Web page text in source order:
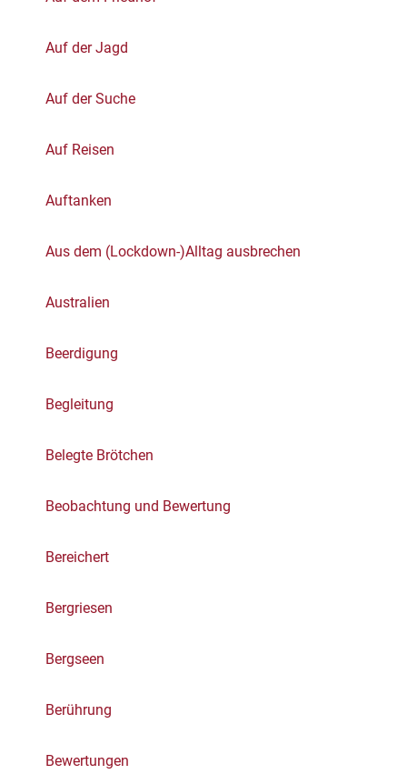
Auf der Jagd
Auf der Suche
Auf Reisen
Auftanken
Aus dem (Lockdown-)Alltag ausbrechen
Australien
Beerdigung
Begleitung
Belegte Brötchen
Beobachtung und Bewertung
Bereichert
Bergriesen
Bergseen
Berührung
Bewertungen